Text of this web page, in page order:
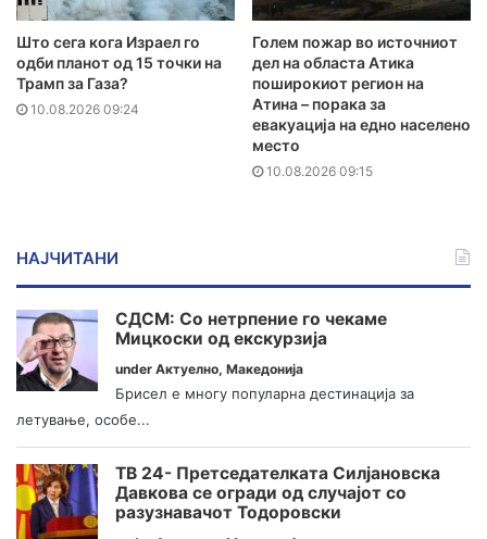
Што сега кога Израел го
одби планот од 15 точки на
Трамп за Газа?
10.08.2026 09:24
Голем пожар во источниот
дел на областа Атика
поширокиот регион на
Атина – порака за
евакуација на едно населено
место
10.08.2026 09:15
НАЈЧИТАНИ
СДСМ: Со нетрпение го чекаме
Мицкоски од екскурзија
under Актуелно, Македонија
Брисел е многу популарна дестинација за
летување, особе...
ТВ 24- Претседателката Силјановска
Давкова се огради од случајот со
разузнавачот Тодоровски